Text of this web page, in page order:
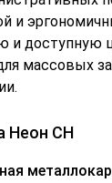
и
доступную
массовых
Неон СН